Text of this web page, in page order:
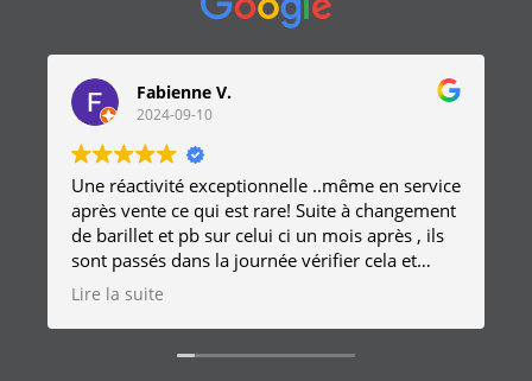
Fabienne V.
2024-09-10
Une réactivité exceptionnelle ..même en service
après vente ce qui est rare! Suite à changement
de barillet et pb sur celui ci un mois après , ils
sont passés dans la journée vérifier cela et
remplacer la serrure sans frais
Lire la suite